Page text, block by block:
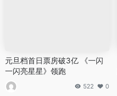
元旦档首日票房破3亿 《一闪
一闪亮星星》领跑
522 0